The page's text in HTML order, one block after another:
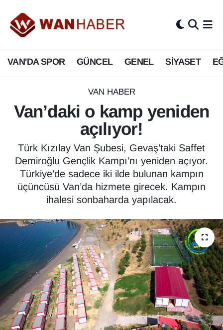
VAN'DA SPOR GÜNCEL GENEL SİYASET
VAN HABER
Van’daki o kamp yeniden
açılıyor!
Türk Kızılay Van Şubesi, Gevaş’taki Saffet
Demiroğlu Gençlik Kampı’nı yeniden açıyor.
Türkiye’de sadece iki ilde bulunan kampın
üçüncüsü Van’da hizmete girecek. Kampın
ihalesi sonbaharda yapılacak.
3.SAYFA
ASAYİŞ
BİLİM VE TEKNOLOJİ
Biyografi
ÇEVRE
Deprem
Diğer
DÜNYA
EĞİTİM
EKONOMİ
Van Nöbetçi Eczaneler
Van Hava Durumu
Van Namaz Vakitleri
Van Trafik Yoğunluk Haritası
Süper Lig Puan Durumu ve Fikstür
Tüm Manşetler
Son Dakika Haberleri